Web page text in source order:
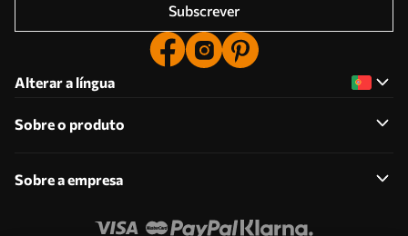
Subscrever
Alterar a língua
Sobre o produto
Sobre a empresa